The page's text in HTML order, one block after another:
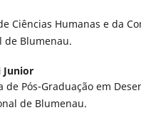
Ciências Humanas e da
de Blumenau.
Junior
de Pós-Graduação em
de Blumenau.